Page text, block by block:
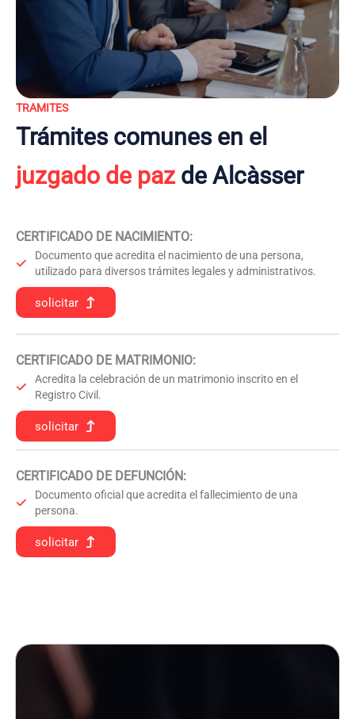
TRAMITES
Trámites comunes en el
juzgado de pazde Alcàsser
CERTIFICADO DE NACIMIENTO:
Documento que acredita el nacimiento de una persona,
utilizado para diversos trámites legales y administrativos.
solicitar
CERTIFICADO DE MATRIMONIO:
Acredita la celebración de un matrimonio inscrito en el
Registro Civil.
solicitar
CERTIFICADO DE DEFUNCIÓN:
Documento oficial que acredita el fallecimiento de una
persona.
solicitar